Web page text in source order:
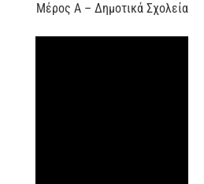
Μέρος Α – Δημοτικά Σχολεία